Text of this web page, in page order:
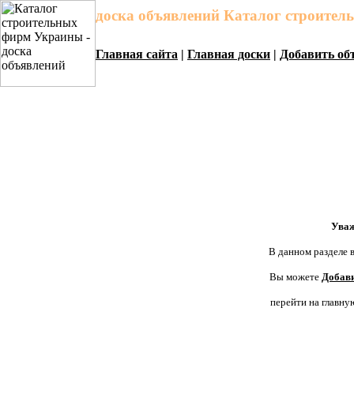
доска объявлений Каталог
Главная сайта | Главная доски | Добавить
В данном разделе
Вы можете
перейти на